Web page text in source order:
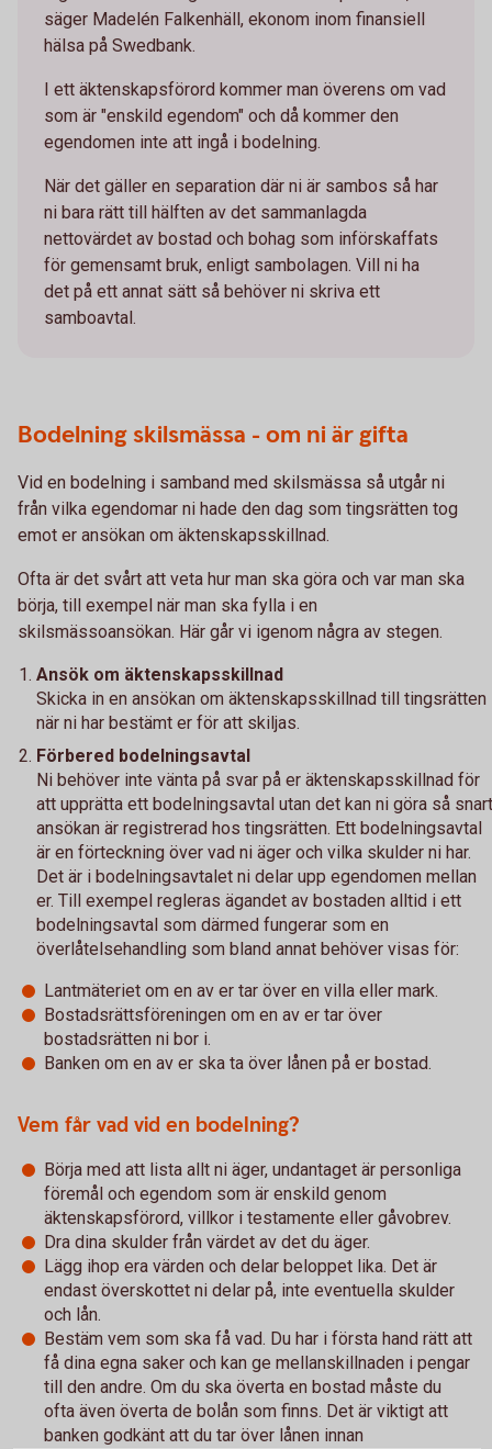
säger Madelén Falkenhäll, ekonom inom finansiell
hälsa på Swedbank.
I ett äktenskapsförord kommer man överens om vad
som är "enskild egendom" och då kommer den
egendomen inte att ingå i bodelning.
När det gäller en separation där ni är sambos så har
ni bara rätt till hälften av det sammanlagda
nettovärdet av bostad och bohag som införskaffats
för gemensamt bruk, enligt sambolagen. Vill ni ha
det på ett annat sätt så behöver ni skriva ett
samboavtal.
Bodelning skilsmässa - om ni är gifta
Vid en bodelning i samband med skilsmässa så utgår ni
från vilka egendomar ni hade den dag som tingsrätten tog
emot er ansökan om äktenskapsskillnad.
Ofta är det svårt att veta hur man ska göra och var man ska
börja, till exempel när man ska fylla i en
skilsmässoansökan. Här går vi igenom några av stegen.
Ansök om äktenskapsskillnad
Skicka in en ansökan om äktenskapsskillnad till tingsrätten
när ni har bestämt er för att skiljas.
Förbered bodelningsavtal
Ni behöver inte vänta på svar på er äktenskapsskillnad för
att upprätta ett bodelningsavtal utan det kan ni göra så snart
ansökan är registrerad hos tingsrätten. Ett bodelningsavtal
är en förteckning över vad ni äger och vilka skulder ni har.
Det är i bodelningsavtalet ni delar upp egendomen mellan
er. Till exempel regleras ägandet av bostaden alltid i ett
bodelningsavtal som därmed fungerar som en
överlåtelsehandling som bland annat behöver visas för:
Lantmäteriet om en av er tar över en villa eller mark.
Bostadsrättsföreningen om en av er tar över
bostadsrätten ni bor i.
Banken om en av er ska ta över lånen på er bostad.
Vem får vad vid en bodelning?
Börja med att lista allt ni äger, undantaget är personliga
föremål och egendom som är enskild genom
äktenskapsförord, villkor i testamente eller gåvobrev.
Dra dina skulder från värdet av det du äger.
Lägg ihop era värden och delar beloppet lika. Det är
endast överskottet ni delar på, inte eventuella skulder
och lån.
Bestäm vem som ska få vad. Du har i första hand rätt att
få dina egna saker och kan ge mellanskillnaden i pengar
till den andre. Om du ska överta en bostad måste du
ofta även överta de bolån som finns. Det är viktigt att
banken godkänt att du tar över lånen innan